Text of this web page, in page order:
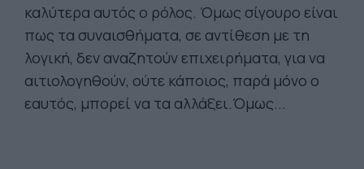
καλύτερα αυτός ο ρόλος. Όμως σίγουρο είναι
πως τα συναισθήματα, σε αντίθεση με τη
λογική, δεν αναζητούν επιχειρήματα, για να
αιτιολογηθούν, ούτε κάποιος, παρά μόνο ο
εαυτός, μπορεί να τα αλλάξει.Όμως...